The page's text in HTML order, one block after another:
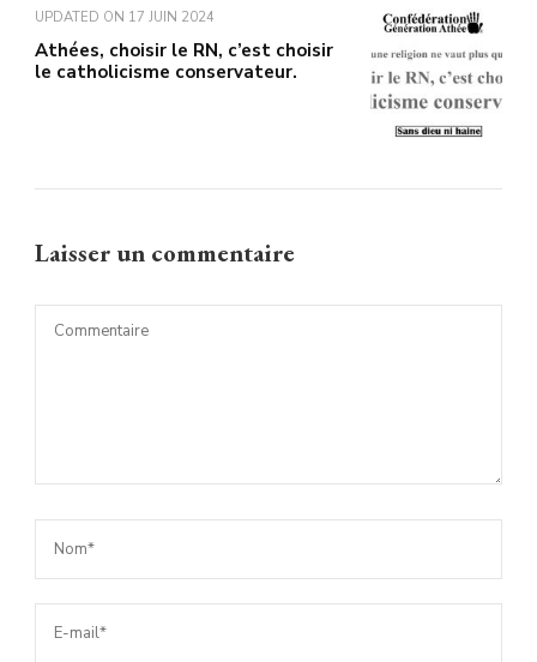
UPDATED ON 17 JUIN 2024
Athées, choisir le RN, c’est choisir
le catholicisme conservateur.
Laisser un commentaire